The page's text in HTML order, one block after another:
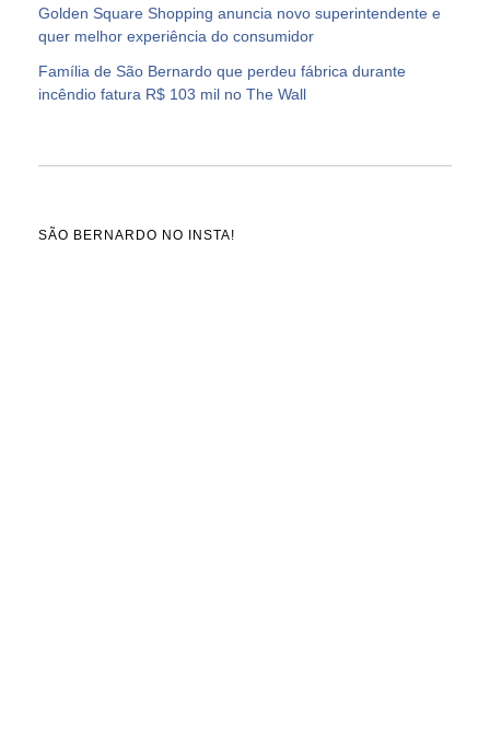
Golden Square Shopping anuncia novo superintendente e
quer melhor experiência do consumidor
Família de São Bernardo que perdeu fábrica durante
incêndio fatura R$ 103 mil no The Wall
SÃO BERNARDO NO INSTA!